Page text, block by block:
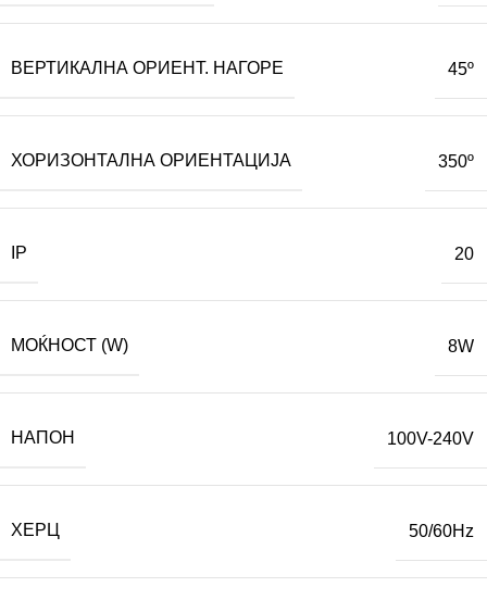
ВЕРТИКАЛНА ОРИЕНТ. НАГОРЕ 45º
ХОРИЗОНТАЛНА ОРИЕНТАЦИЈА 350º
IP 20
МОЌНОСТ (W) 8W
НАПОН 100V-240V
ХЕРЦ 50/60Hz